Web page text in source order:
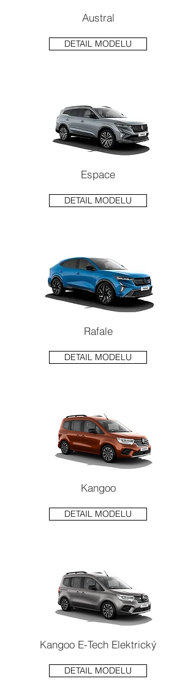
Austral
DETAIL MODELU
Espace
DETAIL MODELU
Rafale
DETAIL MODELU
Kangoo
DETAIL MODELU
Kangoo E-Tech Elektrický
DETAIL MODELU